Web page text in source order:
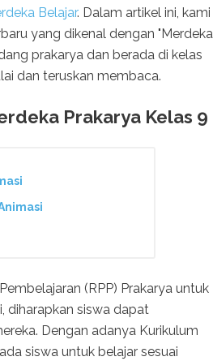
Belajar. Dalam artikel ini, kami
yang dikenal dengan "Merdeka
prakarya dan berada di kelas
dan teruskan membaca.
Prakarya Kelas 9
(RPP) Prakarya untuk
diharapkan siswa dapat
Dengan adanya Kurikulum
siswa untuk belajar sesuai